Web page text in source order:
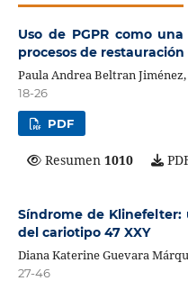
Uso de PGPR como
procesos de restauración
Paula Andrea Beltran
18-26
PDF
Resumen 1010
Síndrome de Klinefelter:
del cariotipo 47 XXY
Diana Katerine Guevara
27-46